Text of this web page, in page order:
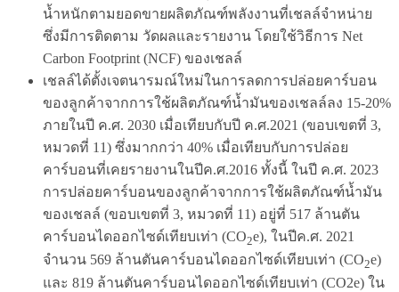
น้ำหนักตามยอดขายผลิตภัณฑ์พลังงานที่เชลล์จำหน่าย
ซึ่งมีการติดตาม วัดผลและรายงาน โดยใช้วิธีการ Net
Carbon Footprint (NCF) ของเชลล์
เชลล์ได้ตั้งเจตนารมณ์ใหม่ในการลดการปล่อยคาร์บอน
ของลูกค้าจากการใช้ผลิตภัณฑ์น้ำมันของเชลล์ลง 15-20%
ภายในปี ค.ศ. 2030 เมื่อเทียบกับปี ค.ศ.2021 (ขอบเขตที่ 3,
หมวดที่ 11) ซึ่งมากกว่า 40% เมื่อเทียบกับการปล่อย
คาร์บอนที่เคยรายงานในปีค.ศ.2016 ทั้งนี้ ในปี ค.ศ. 2023
การปล่อยคาร์บอนของลูกค้าจากการใช้ผลิตภัณฑ์น้ำมัน
ของเชลล์ (ขอบเขตที่ 3, หมวดที่ 11) อยู่ที่ 517 ล้านตัน
คาร์บอนไดออกไซด์เทียบเท่า (CO2e), ในปีค.ศ. 2021
จำนวน 569 ล้านตันคาร์บอนไดออกไซด์เทียบเท่า (CO2e)
และ 819 ล้านตันคาร์บอนไดออกไซด์เทียบเท่า (CO2e) ใน